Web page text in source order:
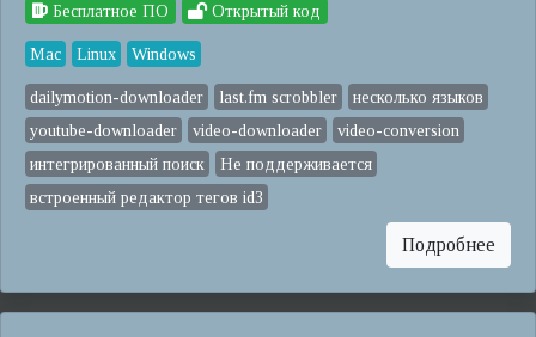
Бесплатное ПО Открытый код
Mac Linux Windows
dailymotion-downloader last.fm scrobbler
несколько языков
youtube-downloader
video-downloader
video-conversion
интегрированный поиск
Не поддерживается
встроенный редактор тегов id3
Подробнее